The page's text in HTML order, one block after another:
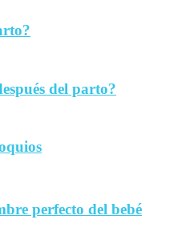
del parto?
perfecto del bebé